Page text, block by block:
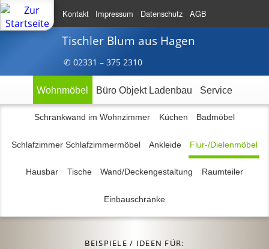
Kontakt Impressum Datenschutz AGB
Tischler Blum aus Hagen
✆ 02331 – 375 2310
Wohnmöbel Büro Objekt Ladenbau Service
Schrankwand im Wohnzimmer Küchen Badmöbel
Schlafzimmer Schlafzimmermöbel Ankleide Flur-/Dielenmöbel
Hausbar Tische Wand/Deckengestaltung Raumteiler
Einbauschränke
BEISPIELE / IDEEN FÜR: